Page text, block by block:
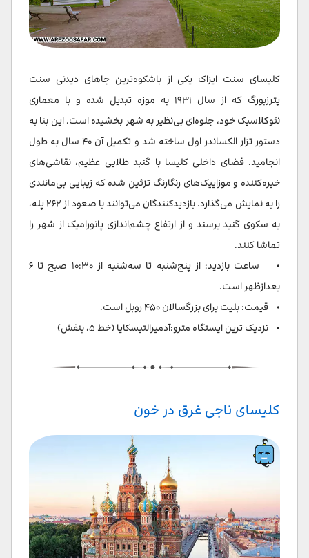
کلیسای سنت ایزاک یکی از باشکوه‌ترین جاهای دیدنی سنت
پترزبورگ که از سال ۱۹۳۱ به موزه تبدیل شده و با معماری
نئوکلاسیک خود، جلوه‌ای بی‌نظیر به شهر بخشیده است. این بنا به
دستور تزار الکساندر اول ساخته شد و تکمیل آن ۴۰ سال به طول
انجامید. فضای داخلی کلیسا با گنبد طلایی عظیم، نقاشی‌های
خیره‌کننده و موزاییک‌های رنگارنگ تزئین شده که زیبایی بی‌مانندی
را به نمایش می‌گذارد. بازدیدکنندگان می‌توانند با صعود از ۲۶۲ پله،
به سکوی گنبد برسند و از ارتفاع چشم‌اندازی پانورامیک از شهر را
تماشا کنند.
• ساعت بازدید: از پنج‌شنبه تا سه‌شنبه از ۱۰:۳۰ صبح تا ۶
بعدازظهر است.
• قیمت: بلیت برای بزرگسالان ۴۵۰ روبل است.
• نزدیک ترین ایستگاه مترو:آدمیرالتیسکایا (خط ۵، بنفش)
کلیسای ناجی غرق در خون